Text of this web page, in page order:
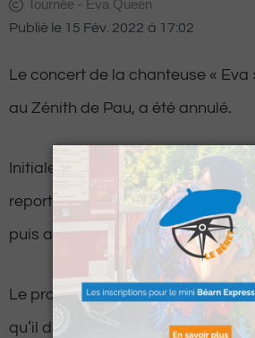
Tournée - Eva Queen
Publié le 15 Fév. 2022 à 17:02
Le concert de la chanteuse « Eva
au Zénith de Pau, a été annulé.
Initialement prévu le 17
reporté une première fois au 13
puis au 20 mars prochain.
Le producteur a fait savoir dans
qu’il devait finalement annuler le